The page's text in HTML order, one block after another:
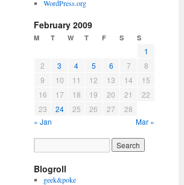
WordPress.org
February 2009
M T W T F S S
1
2
3 4 5 6 7
8
9
10 11 12 13 14
15
16
17 18 19 20 21
22
23
24 25 26 27
28
« Jan
Mar »
Blogroll
geek&poke